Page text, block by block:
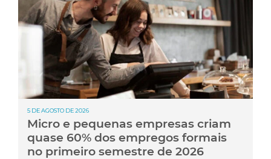
5 DE AGOSTO DE 2026
Micro e pequenas empresas criam
quase 60% dos empregos formais
no primeiro semestre de 2026